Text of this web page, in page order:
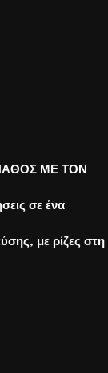
ΜΕ ΤΟΝ
σε ένα
με ρίζες στη